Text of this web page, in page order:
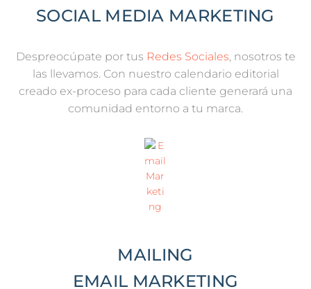
SOCIAL MEDIA MARKETING
Despreocúpate por tus Redes Sociales , nosotros te
las llevamos. Con nuestro calendario editorial
creado ex-proceso para cada cliente generará una
comunidad entorno a tu marca.​
MAILING
EMAIL MARKETING